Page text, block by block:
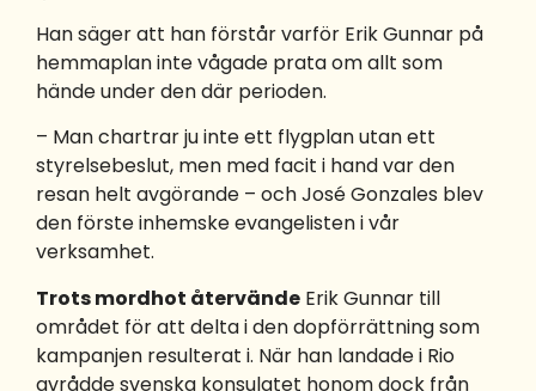
Han säger att han förstår varför Erik Gunnar på
hemmaplan inte vågade prata om allt som
hände under den där perioden.
– Man chartrar ju inte ett flygplan utan ett
styrelsebeslut, men med facit i hand var den
resan helt avgörande – och José Gonzales blev
den förste inhemske evangelisten i vår
verksamhet.
Trots mordhot återvände Erik Gunnar till
området för att delta i den dopförrättning som
kampanjen resulterat i. När han landade i Rio
avrådde svenska konsulatet honom dock från